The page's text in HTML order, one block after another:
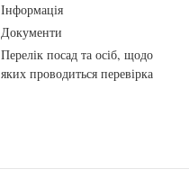
Інформація
Документи
Перелік посад та осіб, щодо
яких проводиться перевірка